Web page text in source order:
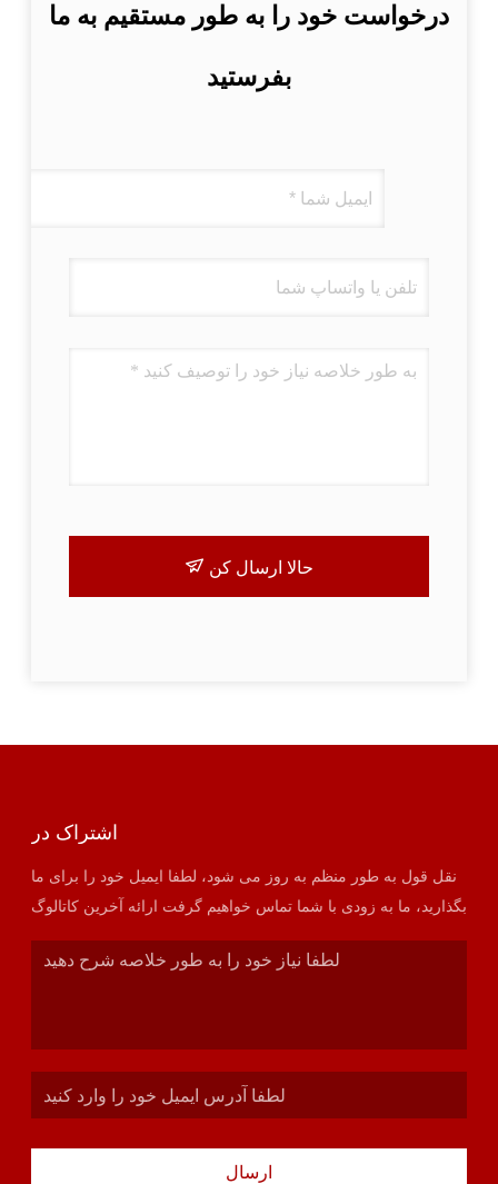
درخواست خود را به طور مستقیم به ما
بفرستید
حالا ارسال کن
اشتراک در
نقل قول به طور منظم به روز می شود، لطفا ایمیل خود را برای ما
بگذارید، ما به زودی با شما تماس خواهیم گرفت ارائه آخرین کاتالوگ
ارسال